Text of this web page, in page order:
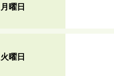
月曜日
火曜日